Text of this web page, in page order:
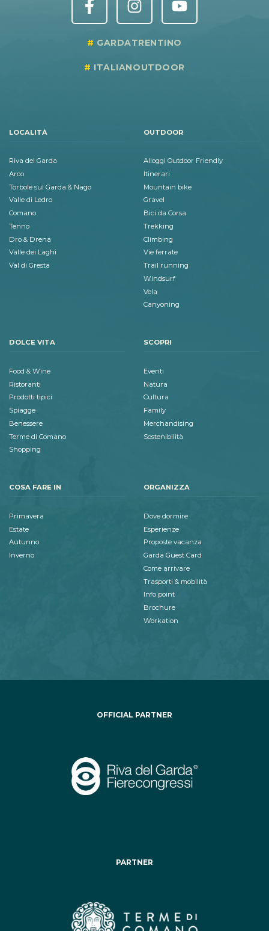
GARDATRENTINO
ITALIANOUTDOOR
LOCALITÀ
Riva del Garda
Arco
Torbole sul Garda & Nago
Valle di Ledro
Comano
Tenno
Dro & Drena
Valle dei Laghi
Val di Gresta
OUTDOOR
Alloggi Outdoor Friendly
Itinerari
Mountain bike
Gravel
Bici da Corsa
Trekking
Climbing
Vie ferrate
Trail running
Windsurf
Vela
Canyoning
DOLCE VITA
Food & Wine
Ristoranti
Prodotti tipici
Spiagge
Benessere
Terme di Comano
Shopping
SCOPRI
Eventi
Natura
Cultura
Family
Merchandising
Sostenibilità
COSA FARE IN
Primavera
Estate
Autunno
Inverno
ORGANIZZA
Dove dormire
Esperienze
Proposte vacanza
Garda Guest Card
Come arrivare
Trasporti & mobilità
Info point
Brochure
Workation
OFFICIAL PARTNER
PARTNER